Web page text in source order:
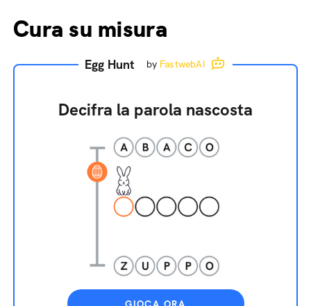
Cura su misura
Egg Hunt by FastwebAI
Decifra la parola nascosta